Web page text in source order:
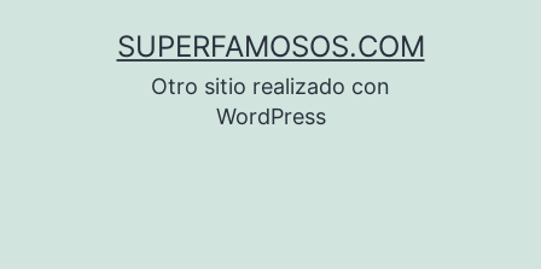
SUPERFAMOSOS.COM
Otro sitio realizado con
WordPress